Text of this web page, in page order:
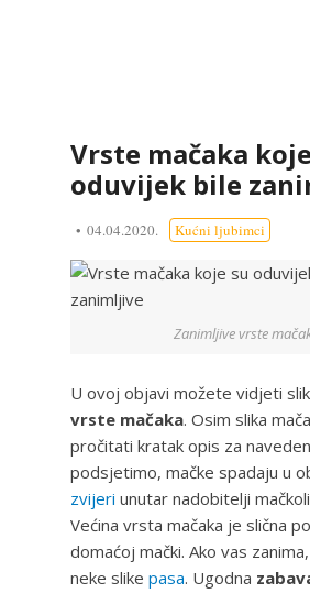
Vrste mačaka
oduvijek bile
04.04.2020. Kućni ljubimci
Zanimljive vrste
U ovoj objavi možete vidjeti
vrste mačaka. Osim slika
pročitati kratak opis za
podsjetimo, mačke spadaju u
zvijeri unutar nadobitelji
Većina vrsta mačaka je slična
domaćoj mački. Ako vas
neke slike pasa. Ugodna